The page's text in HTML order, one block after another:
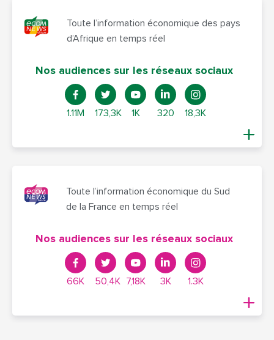
Toute l’information économique des pays
d’Afrique en temps réel
Nos audiences sur les réseaux sociaux
1.11M 173,3K 1K 320 18,3K
Toute l’information économique du Sud
de la France en temps réel
Nos audiences sur les réseaux sociaux
66K 50,4K 7,18K 3K 1.3K